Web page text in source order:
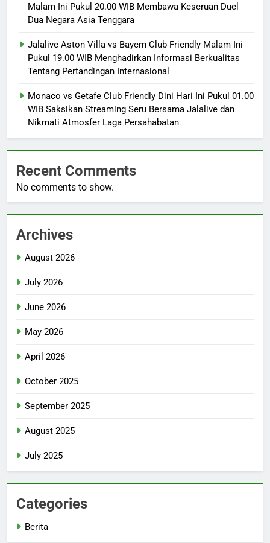
Malam Ini Pukul 20.00 WIB Membawa Keseruan Duel
Dua Negara Asia Tenggara
Jalalive Aston Villa vs Bayern Club Friendly Malam Ini
Pukul 19.00 WIB Menghadirkan Informasi Berkualitas
Tentang Pertandingan Internasional
Monaco vs Getafe Club Friendly Dini Hari Ini Pukul 01.00
WIB Saksikan Streaming Seru Bersama Jalalive dan
Nikmati Atmosfer Laga Persahabatan
Recent Comments
No comments to show.
Archives
August 2026
July 2026
June 2026
May 2026
April 2026
October 2025
September 2025
August 2025
July 2025
Categories
Berita